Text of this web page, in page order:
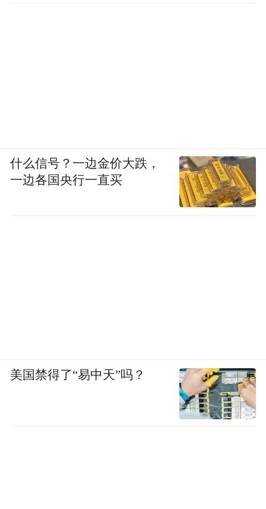
什么信号？一边金价大跌，
一边各国央行一直买
美国禁得了“易中天”吗？